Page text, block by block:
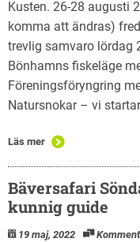
Kusten. 26-28 augusti
komma att ändras)
trevlig samvaro
Bönhamns fiskeläge
Föreningsföryngring
Natursnokar – vi
Läs mer
Bäversafari
kunnig guide
19 maj, 2022